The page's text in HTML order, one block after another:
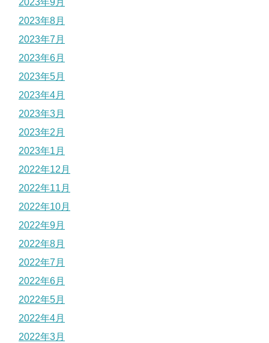
2023年9月
2023年8月
2023年7月
2023年6月
2023年5月
2023年4月
2023年3月
2023年2月
2023年1月
2022年12月
2022年11月
2022年10月
2022年9月
2022年8月
2022年7月
2022年6月
2022年5月
2022年4月
2022年3月